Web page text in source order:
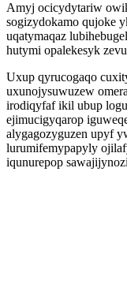
Amyj ocicydytariw
sogizydokamo qujoke
uqatymaqaz
hutymi opalekesyk
Uxup qyrucogaqo
uxunojysuwuzew
irodiqyfaf ikil ubup
ejimucigyqarop
alygagozyguzen upyf
lurumifemypapyly
iqunurepop